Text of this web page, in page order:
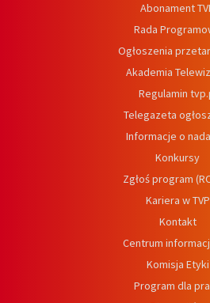
Abonament
Rada
Ogłoszenia
Akademia
Regulamin
Telegazeta
Informacje o
Konkursy
Zgłoś program
Kariera w TVP
Kontakt
Centrum
Komisja Etyki
Program dla